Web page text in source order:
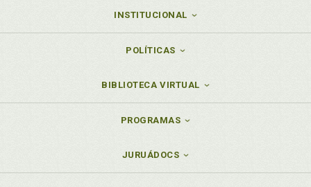
INSTITUCIONAL
POLÍTICAS
BIBLIOTECA VIRTUAL
PROGRAMAS
JURUÁDOCS